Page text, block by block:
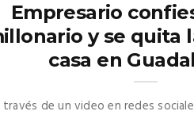
Empresario
y se quita
casa en
través de un video en redes